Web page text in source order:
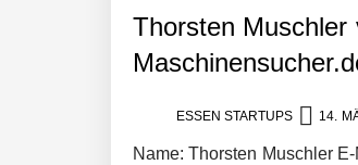
Thorsten Muschler
ESSEN STARTUPS 14.
Name: Thorsten Muschler E-